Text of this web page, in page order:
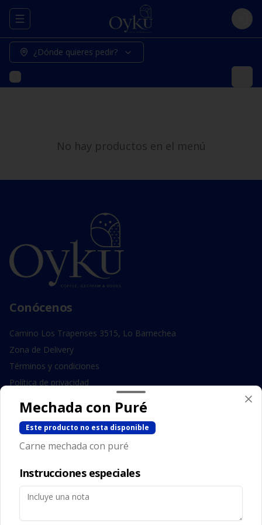
Abrir menu de navegación Login
¿Dónde quieres pedir?
No hay productos en el menú
Conócenos
Camino Los Trapenses 3515, Lo Barnechea
Zona de Delivery
Términos y condiciones
Política de privacidad
Redes sociales
Instagram
Facebook
Mi cuenta
Mechada con Puré
Este producto no esta disponible
Carne mechada con puré
Instrucciones especiales